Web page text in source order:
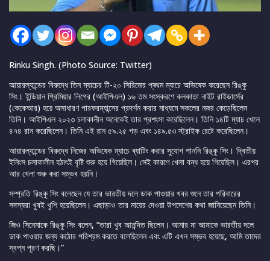
Rinku Singh. (Photo Source: Twitter)
আয়ারল্যান্ডের বিরুদ্ধে তিন ম্যাচের টি-২০ সিরিজের প্ৰথম ম্যাচে অভিষেক করেছেন রিঙ্কু
সিং। ইন্ডিয়ান প্রিমিয়ার লিগের (আইপিএল) ১৬ তম সংস্করণে কলকাতা নাইট রাইডার্সের
(কেকেআর) হয়ে অসাধারণ পারফরম্যান্সের প্রদর্শন করার মাধ্যমে সকলের নজর কেড়েছিলেন
তিনি। আইপিএল ২০২৩ চলাকালীন অনেকেই তার প্রশংসা করেছিলেন। তিনি ১৪টি ম্যাচ খেলে
৪৭৪ রান করেছিলেন। তিনি এই রান ৫৯.২৫ গড় এবং ১৪৯.৫৩ স্ট্রাইক রেটে করেছিলেন।
আয়ারল্যান্ডের বিরুদ্ধে নিজের অভিষেক ম্যাচে ব্যাটিং করার সুযোগ পাননি রিঙ্কু সিং। দ্বিতীয়
ইনিংস চলাকালীন হঠাৎই বৃষ্টি শুরু হয়ে গিয়েছিল। সেই কারণে খেলা বন্ধ হয়ে গিয়েছিল। এরপর
আর খেলা শুরু করা সম্ভব হয়নি।
সম্প্রতি রিঙ্কু সিং বলেছেন যে তার ভারতীয় দলে ডাক পাওয়ার খবর শুনে তার পরিবারের
সদস্যরা খুবই খুশি হয়েছিলেন। এছাড়াও তার মায়ের দেওয়া উপদেশের কথা জানিয়েছেন তিনি।
জিও সিনেমাকে রিঙ্কু সিং বলেন, “তারা খুব আনন্দিত ছিলেন। আমার মা আমাকে ভারতীয় দলে
ডাক পাওয়ার জন্য কঠোর পরিশ্রম করতে বলেছিলেন এবং এটি এখন সম্ভব হয়েছে, আমি তাদের
স্বপ্ন পূরণ করছি।”